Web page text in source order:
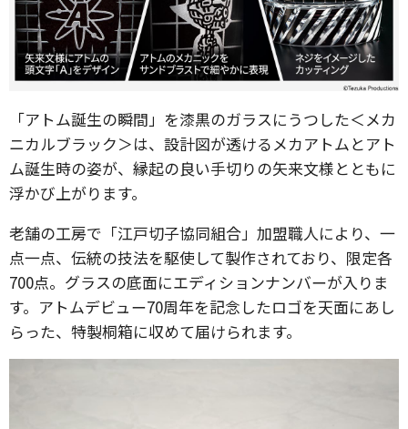
「アトム誕生の瞬間」を漆黒のガラスにうつした＜メカ
ニカルブラック＞は、設計図が透けるメカアトムとアト
ム誕生時の姿が、縁起の良い手切りの矢来文様とともに
浮かび上がります。
老舗の工房で「江戸切子協同組合」加盟職人により、一
点一点、伝統の技法を駆使して製作されており、限定各
700点。グラスの底面にエディションナンバーが入りま
す。アトムデビュー70周年を記念したロゴを天面にあし
らった、特製桐箱に収めて届けられます。